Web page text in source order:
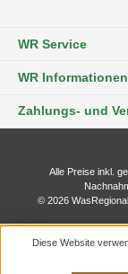
WR Service
WR Informationen
Zahlungs- und
Alle Preise inkl.
© 2026
Diese Website